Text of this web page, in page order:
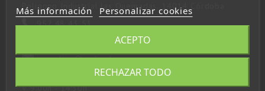
Polígono Industrial las Quemadas, 14014 Córdoba
957 48 43 53
consultas@andupil.com
Horario: L-J 9:00h - 14:00h / 15:00h - 17:00h
V 9:00h - 14:30h
Más información Personalizar cookies
RECHAZAR TODO
ACEPTO